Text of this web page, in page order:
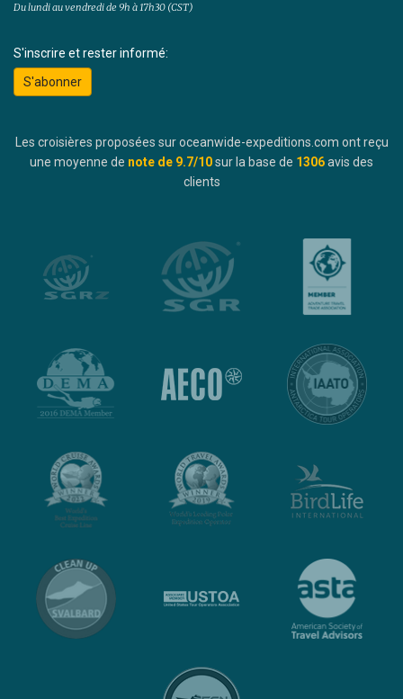
Du lundi au vendredi de 9h à 17h30 (CST)
S'inscrire et rester informé:
S'abonner
Les croisières proposées sur oceanwide-expeditions.com ont reçu
une moyenne de note de 9.7/10sur la base de 1306avis des
clients